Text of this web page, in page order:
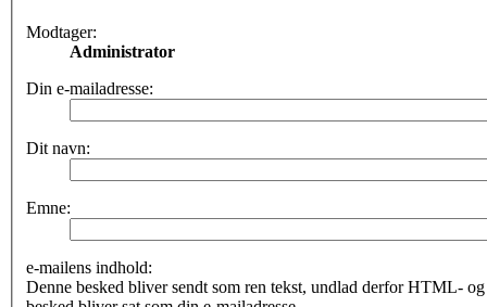
Modtager:
Administrator
Din e-mailadresse:
Dit navn:
Emne:
e-mailens indhold:
Denne besked bliver sendt som ren tekst, undlad derfor HTML-